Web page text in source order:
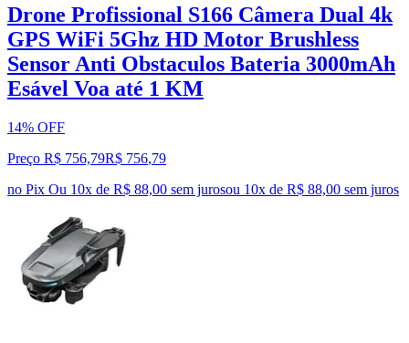
Drone Profissional S166 Câmera Dual 4k
GPS WiFi 5Ghz HD Motor Brushless
Sensor Anti Obstaculos Bateria 3000mAh
Esável Voa até 1 KM
14% OFF
Preço R$ 756,79R$ 756,79
no Pix Ou 10x de R$ 88,00 sem jurosou 10x de R$ 88,00 sem juros